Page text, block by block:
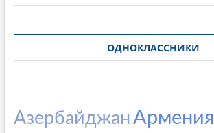
ОДНОКЛАССНИКИ
АзербайджанАрмения